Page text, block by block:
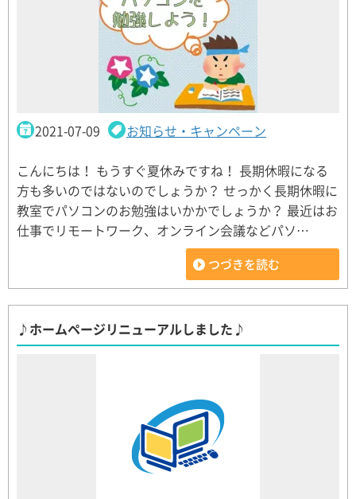
2021-07-09 お知らせ・キャンペーン
こんにちは！ もうすぐ夏休みですね！ 長期休暇になる
方も多いのではないのでしょうか？ せっかく長期休暇に
教室でパソコンのお勉強はいかかでしょうか？ 最近はお
仕事でリモートワーク、オンライン会議などパソ…
つづきを読む
♪ホームページリニューアルしました♪